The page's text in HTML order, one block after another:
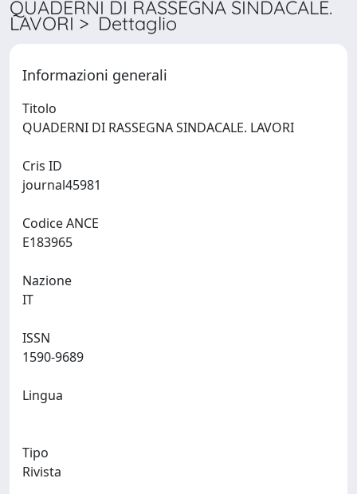
QUADERNI DI RASSEGNA SINDACALE.
LAVORI > Dettaglio
Informazioni generali
Titolo
Cris ID
Codice ANCE
Nazione
ISSN
Lingua
Tipo
Rivista